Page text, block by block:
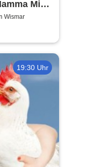
Mia
Wismar
19:30 Uhr